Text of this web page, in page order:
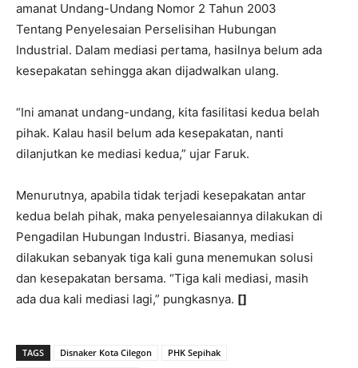
amanat Undang-Undang Nomor 2 Tahun 2003
Tentang Penyelesaian Perselisihan Hubungan
Industrial. Dalam mediasi pertama, hasilnya belum ada
kesepakatan sehingga akan dijadwalkan ulang.
“Ini amanat undang-undang, kita fasilitasi kedua belah
pihak. Kalau hasil belum ada kesepakatan, nanti
dilanjutkan ke mediasi kedua,” ujar Faruk.
Menurutnya, apabila tidak terjadi kesepakatan antar
kedua belah pihak, maka penyelesaiannya dilakukan di
Pengadilan Hubungan Industri. Biasanya, mediasi
dilakukan sebanyak tiga kali guna menemukan solusi
dan kesepakatan bersama. “Tiga kali mediasi, masih
ada dua kali mediasi lagi,” pungkasnya. []
TAGS Disnaker Kota Cilegon
PHK Sepihak